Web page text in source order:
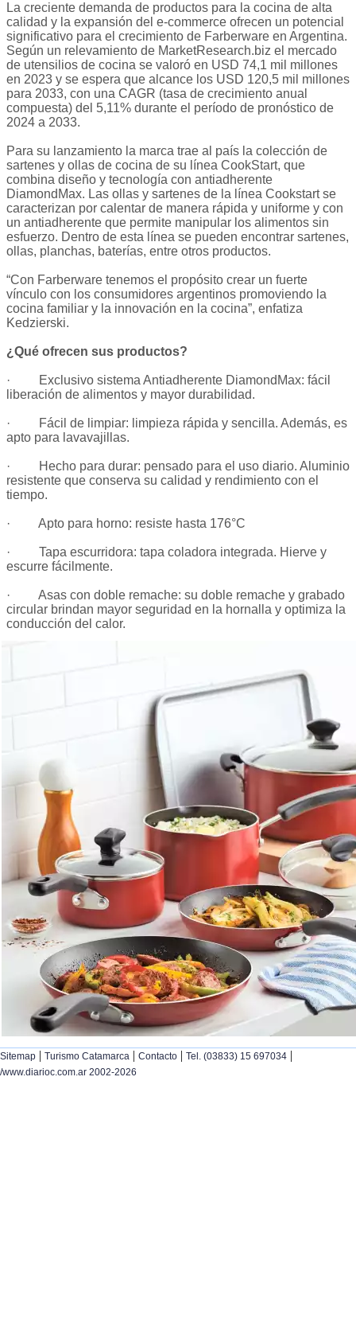
La creciente demanda de productos para la cocina de alta
calidad y la expansión del e-commerce ofrecen un potencial
significativo para el crecimiento de Farberware en Argentina.
Según un relevamiento de MarketResearch.biz el mercado
de utensilios de cocina se valoró en USD 74,1 mil millones
en 2023 y se espera que alcance los USD 120,5 mil millones
para 2033, con una CAGR (tasa de crecimiento anual
compuesta) del 5,11% durante el período de pronóstico de
2024 a 2033.
Para su lanzamiento la marca trae al país la colección de
sartenes y ollas de cocina de su línea CookStart, que
combina diseño y tecnología con antiadherente
DiamondMax. Las ollas y sartenes de la línea Cookstart se
caracterizan por calentar de manera rápida y uniforme y con
un antiadherente que permite manipular los alimentos sin
esfuerzo. Dentro de esta línea se pueden encontrar sartenes,
ollas, planchas, baterías, entre otros productos.
“Con Farberware tenemos el propósito crear un fuerte
vínculo con los consumidores argentinos promoviendo la
cocina familiar y la innovación en la cocina”, enfatiza
Kedzierski.
¿Qué ofrecen sus productos?
· Exclusivo sistema Antiadherente DiamondMax: fácil
liberación de alimentos y mayor durabilidad.
· Fácil de limpiar: limpieza rápida y sencilla. Además, es
apto para lavavajillas.
· Hecho para durar: pensado para el uso diario. Aluminio
resistente que conserva su calidad y rendimiento con el
tiempo.
· Apto para horno: resiste hasta 176°C
· Tapa escurridora: tapa coladora integrada. Hierve y
escurre fácilmente.
· Asas con doble remache: su doble remache y grabado
circular brindan mayor seguridad en la hornalla y optimiza la
conducción del calor.
Sitemap | Turismo Catamarca | Contacto | Tel. (03833) 15 697034 |
/www.diarioc.com.ar 2002-2026